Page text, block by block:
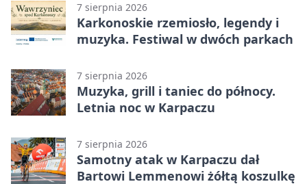
7 sierpnia 2026
Karkonoskie rzemiosło, legendy i
muzyka. Festiwal w dwóch parkach
7 sierpnia 2026
Muzyka, grill i taniec do północy.
Letnia noc w Karpaczu
7 sierpnia 2026
Samotny atak w Karpaczu dał
Bartowi Lemmenowi żółtą koszulkę